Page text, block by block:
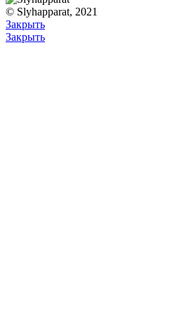
© Slyhapparat, 2021
Закрыть
Закрыть